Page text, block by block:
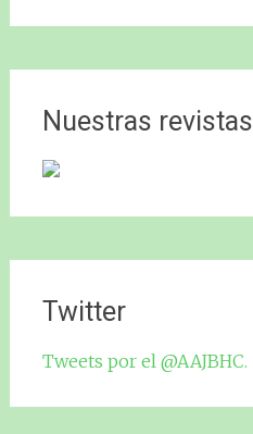
Nuestras revistas
Twitter
Tweets por el @AAJBHC.